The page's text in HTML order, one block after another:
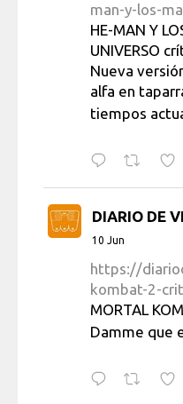
man-y-los-
HE-MAN Y
UNIVERSO
Nueva
alfa en
tiempos
DIARIO DE
10 Jun
https://
kombat-2-
MORTAL
Damme que